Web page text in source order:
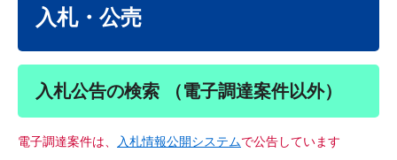
入札・公売
入札公告の検索 （電子調達案件以外）
電子調達案件は、 入札情報公開システムで公告しています